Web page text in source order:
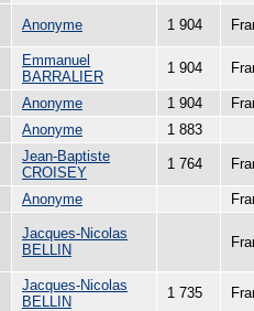
Anonyme 1 904
Emmanuel
BARRALIER
1 904
Anonyme 1 904
Anonyme 1 883
Jean-Baptiste
CROISEY
1 764
Anonyme
Jacques-Nicolas
BELLIN
Jacques-Nicolas
BELLIN
1 735